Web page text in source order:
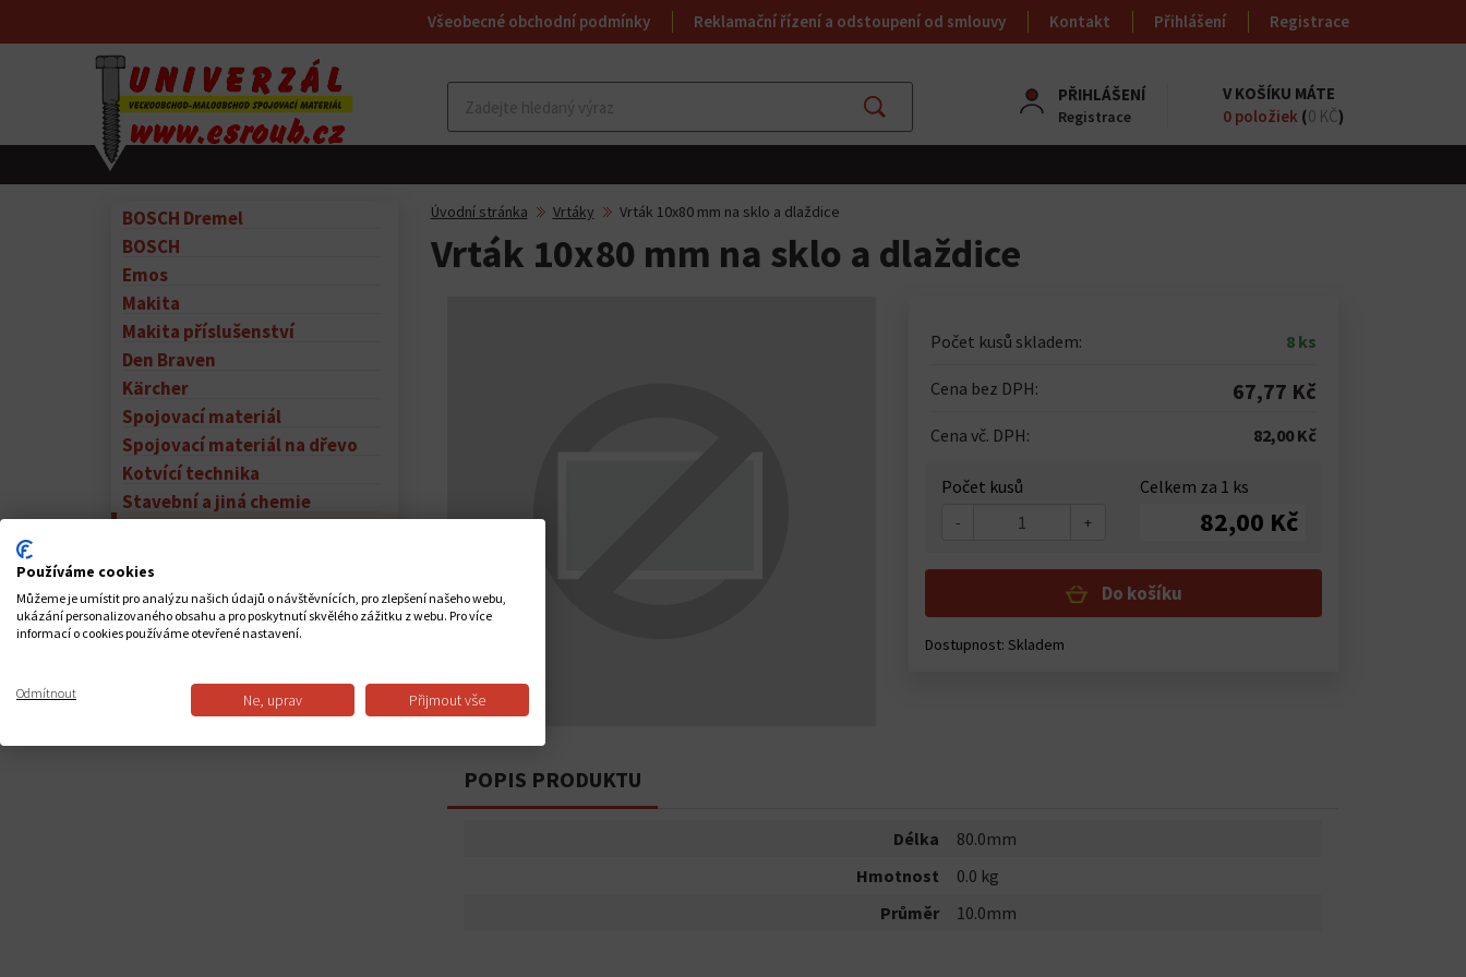
Všeobecné obchodní podmínky Reklamační řízení a odstoupení od smlouvy Kontakt Přihlášení Registrace
Najít
PŘIHLÁŠENÍ
Registrace
V KOŠÍKU MÁTE
0 položiek (0 KČ)
BOSCH Dremel
BOSCH
Emos
Makita
Makita příslušenství
Den Braven
Kärcher
Spojovací materiál
Spojovací materiál na dřevo
Kotvící technika
Stavební a jiná chemie
Vrtáky do zdiva
Vrtáky do dřeva
Vrtáky na sklo a obklady
Úvodní stránka Vrtáky Vrták 10x80 mm na sklo a dlaždice
Vrták 10x80 mm na sklo a dlaždice
Počet kusů skladem: 8 ks
Cena bez DPH: 67,77 Kč
Cena vč. DPH: 82,00 Kč
Počet kusů
- +
Celkem za 1 ks
82,00 Kč
Do košíku
Dostupnost:Skladem
POPIS PRODUKTU
Délka
80.0mm
Hmotnost
0.0 kg
Průměr
10.0mm
Používáme cookies
Můžeme je umístit pro analýzu našich údajů o návštěvnících, pro zlepšení našeho webu,
ukázání personalizovaného obsahu a pro poskytnutí skvělého zážitku z webu. Pro více
informací o cookies používáme otevřené nastavení.
Odmítnout Ne, uprav Přijmout vše